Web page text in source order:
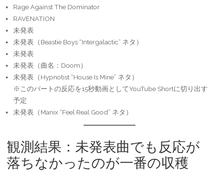
Rage Against The Dominator
RAVENATION
未発表
未発表（Beastie Boys “Intergalactic” ネタ）
未発表
未発表（曲名：Doom）
未発表（Hypnotist “House Is Mine” ネタ）
※このパートの反応を15秒動画としてYouTube Shortに切り出す
予定
未発表（Manix “Feel Real Good” ネタ）
観測結果：未発表曲でも反応が
落ちなかったのが一番の収穫